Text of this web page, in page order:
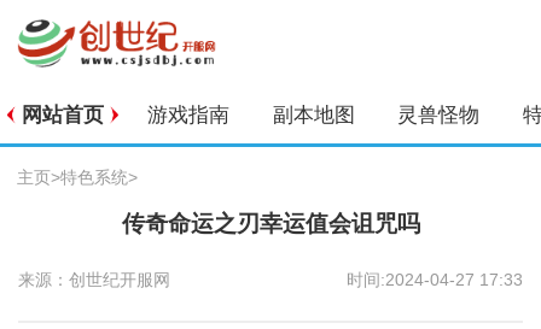
网站首页 游戏指南 副本地图 灵兽怪物
主页>特色系统>
传奇命运之刃幸运值会诅咒吗
来源：创世纪开服网 时间:2024-04-27 17:33